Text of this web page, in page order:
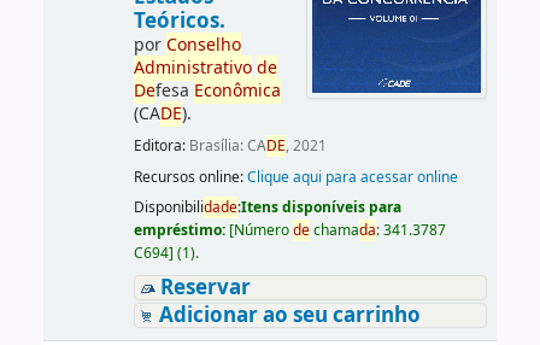
Teóricos.
porConselho
Administrativo de
Defesa Econômica
(CADE).
Editora: Brasília: CADE, 2021
Recursos online:Clique aqui para acessar online
Disponibilidade:Itens disponíveis para
empréstimo: [Númerodechamada:341.3787
C694] (1).
Reservar
Adicionar ao seu carrinho